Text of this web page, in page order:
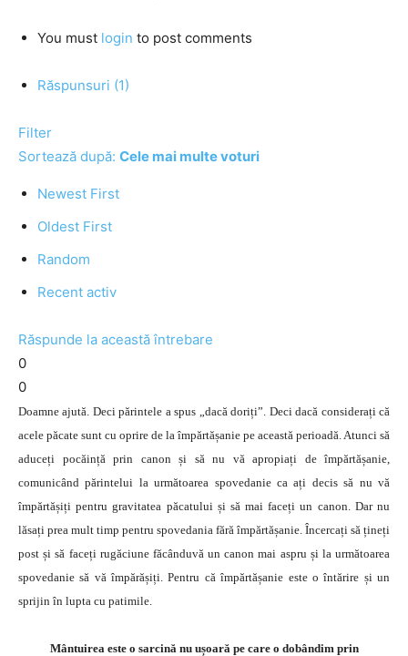
You must login to post comments
Răspunsuri (1)
Filter
Sortează după: Cele mai multe voturi
Newest First
Oldest First
Random
Recent activ
Răspunde la această întrebare
0
0
Doamne ajută. Deci părintele a spus „dacă doriți”. Deci dacă considerați că
acele păcate sunt cu oprire de la împărtășanie pe această perioadă. Atunci să
aduceți pocăință prin canon și să nu vă apropiați de împărtășanie,
comunicând părintelui la următoarea spovedanie ca ați decis să nu vă
împărtășiți pentru gravitatea păcatului și să mai faceți un canon. Dar nu
lăsați prea mult timp pentru spovedania fără împărtășanie. Încercați să țineți
post și să faceți rugăciune făcânduvă un canon mai aspru și la următoarea
spovedanie să vă împărășiți. Pentru că împărtășanie este o întărire și un
sprijin în lupta cu patimile.
Mântuirea este o sarcină nu ușoară pe care o dobândim prin